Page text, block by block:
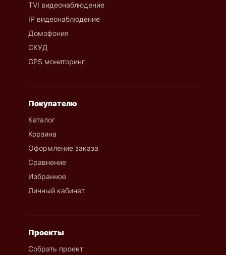
TVI видеонаблюдение
IP видеонаблюдение
Домофония
СКУД
GPS мониторинг
Покупателю
Каталог
Корзина
Оформление заказа
Сравнение
Избранное
Личный кабинет
Проекты
Собрать проект